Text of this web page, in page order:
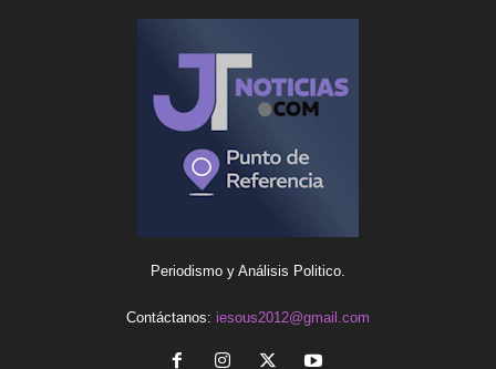
Periodismo y Análisis Politico.
Contáctanos: iesous2012@gmail.com